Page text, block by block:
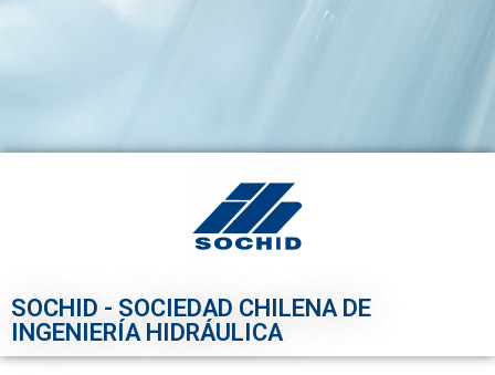
SOCHID - SOCIEDAD CHILENA DE
INGENIERÍA HIDRÁULICA